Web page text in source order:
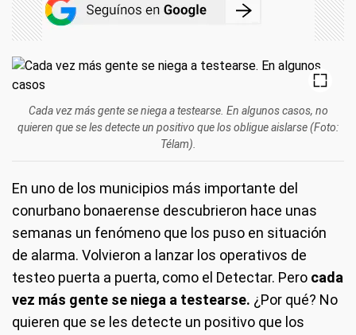
Cada vez más gente se niega a testearse. En algunos casos, no
quieren que se les detecte un positivo que los obligue aislarse (Foto:
Télam).
En uno de los municipios más importante del
conurbano bonaerense descubrieron hace unas
semanas un fenómeno que los puso en situación
de alarma. Volvieron a lanzar los operativos de
testeo puerta a puerta, como el Detectar. Pero cada
vez más gente se niega a testearse. ¿Por qué? No
quieren que se les detecte un positivo que los